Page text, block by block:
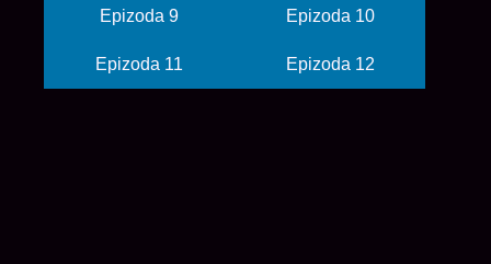
Epizoda 9 Epizoda 10
Epizoda 11 Epizoda 12